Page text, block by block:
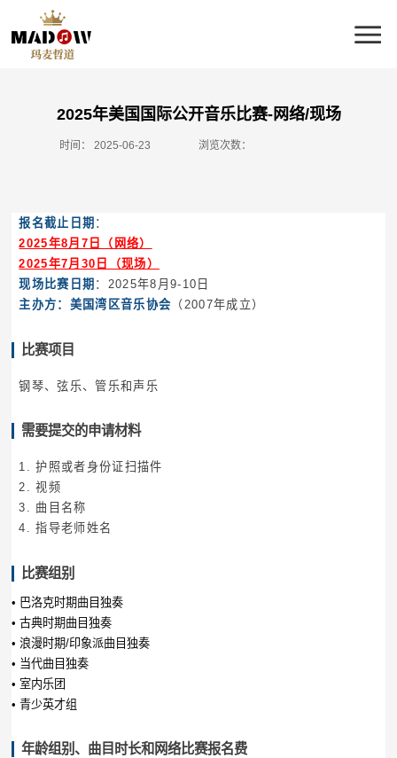
2025年美国国际公开音乐比赛-网络/现场
时间： 2025-06-23 浏览次数：
报名截止日期 ：
2025年8月7日（网络）
2025年7月30日（现场）
现场比赛日期 ：2025年8月9-10日
主办方：美国湾区音乐协会 （2007年成立）
比赛项目
钢琴、弦乐、管乐和声乐
需要提交的申请材料
1. 护照或者身份证扫描件
2. 视频
3. 曲目名称
4. 指导老师姓名
比赛组别
• 巴洛克时期曲目独奏
• 古典时期曲目独奏
• 浪漫时期/印象派曲目独奏
• 当代曲目独奏
• 室内乐团
• 青少英才组
年龄组别、曲目时长和网络比赛报名费